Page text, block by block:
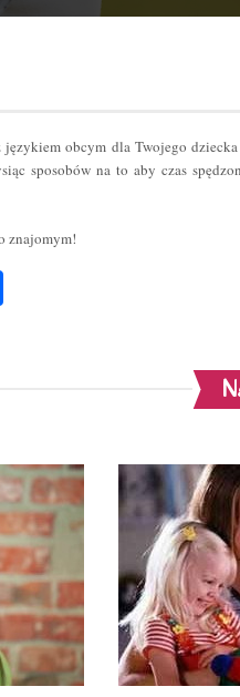
obcym dla Twojego
sposobów na to aby czas
znajomym!